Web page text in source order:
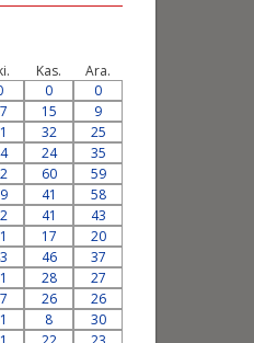
Kas.
Ara.
0
0
15
9
32
25
24
35
60
59
41
58
41
43
17
20
46
37
28
27
26
26
8
30